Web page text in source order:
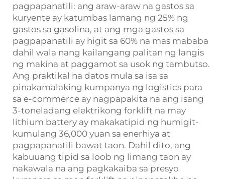
pagpapanatili: ang araw-araw na gastos sa
kuryente ay katumbas lamang ng 25% ng
gastos sa gasolina, at ang mga gastos sa
pagpapanatili ay higit sa 60% na mas mababa
dahil wala nang kailangang palitan ng langis
ng makina at paggamot sa usok ng tambutso.
Ang praktikal na datos mula sa isa sa
pinakamalaking kumpanya ng logistics para
sa e-commerce ay nagpapakita na ang isang
3-toneladang elektrikong forklift na may
lithium battery ay makakatipid ng humigit-
kumulang 36,000 yuan sa enerhiya at
pagpapanatili bawat taon. Dahil dito, ang
kabuuang tipid sa loob ng limang taon ay
nakawala na ang pagkakaiba sa presyo